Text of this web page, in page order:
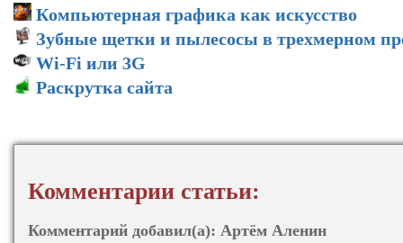
Компьютерная графика как искусство
Зубные щетки и пылесосы в трехмерном
Wi-Fi или 3G
Раскрутка сайта
Комментарии статьи:
Комментарий добавил(а): Артём Аленин